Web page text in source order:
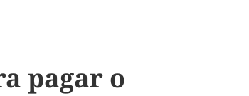
pagar o